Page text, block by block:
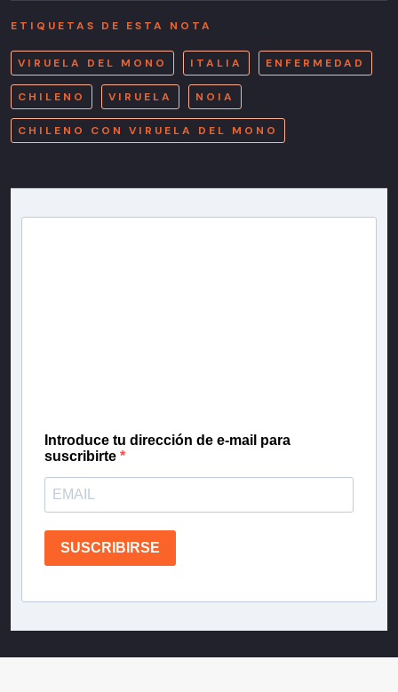
ETIQUETAS DE ESTA NOTA
VIRUELA DEL MONO ITALIA ENFERMEDAD
CHILENO VIRUELA NOIA
CHILENO CON VIRUELA DEL MONO
Introduce tu dirección de e-mail para
suscribirte
SUSCRIBIRSE